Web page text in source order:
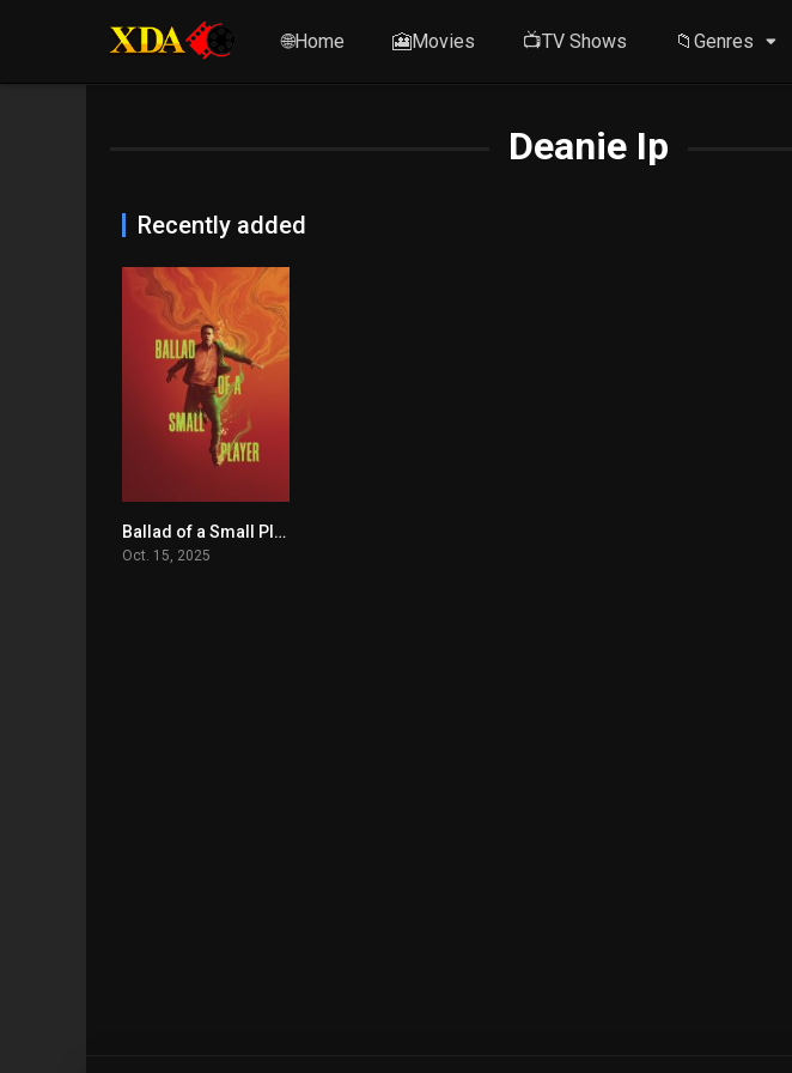
🌐Home 🎦Movies 📺TV Shows 📁Genres
Deanie Ip
Recently added
5.9Ballad of a Small Player
Oct. 15, 2025